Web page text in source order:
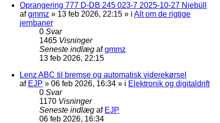
Oprangering 777 D-DB 245 023-7 2025-10-27 Niebüll
afgmmz » 13 feb 2026, 22:15 » i Alt om de rigtige
jernbaner
0 Svar
1465 Visninger
Seneste indlæg afgmmz
13 feb 2026, 22:15
Lenz ABC til bremse og automatisk viderekørsel
af EJP » 06 feb 2026, 16:34 » i Elektronik og digitaldrift
0 Svar
1170 Visninger
Seneste indlæg af EJP
06 feb 2026, 16:34